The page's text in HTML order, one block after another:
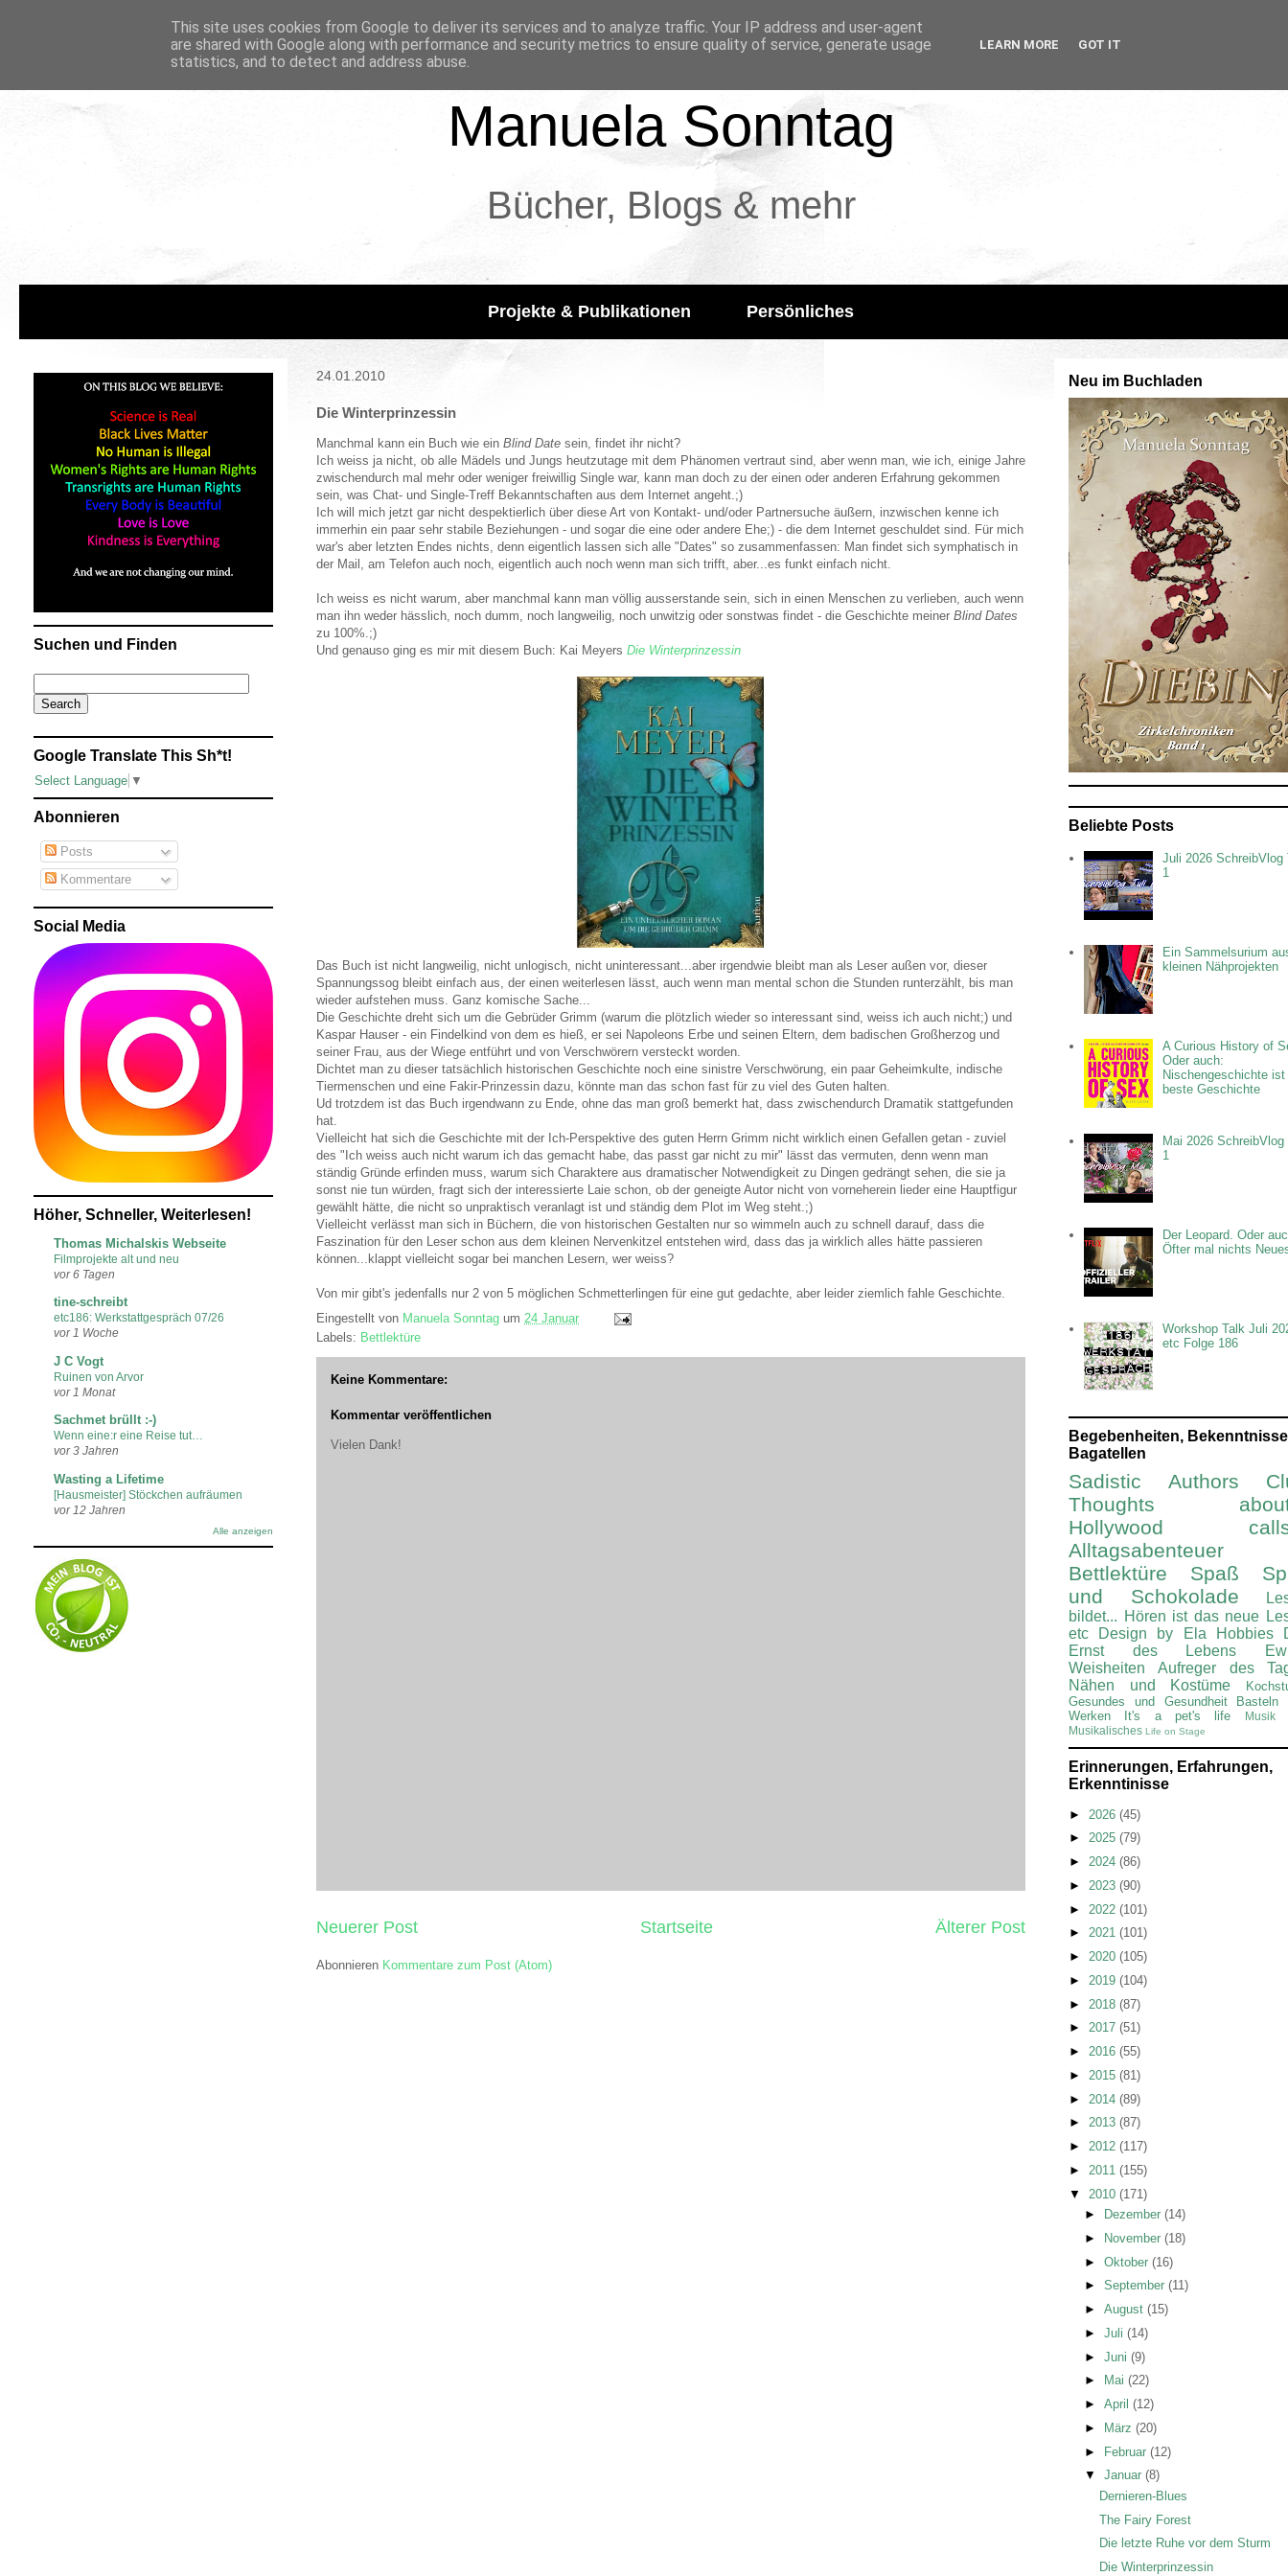
Manuela Sonntag
Bücher, Blogs & mehr
Projekte & Publikationen Persönliches
24.01.2010
Die Winterprinzessin
Manchmal kann ein Buch wie ein Blind Date sein, findet ihr nicht?
Ich weiss ja nicht, ob alle Mädels und Jungs heutzutage mit dem Phänomen vertraut sind, aber wenn man, wie ich, einige Jahre
zwischendurch mal mehr oder weniger freiwillig Single war, kann man doch zu der einen oder anderen Erfahrung gekommen
sein, was Chat- und Single-Treff Bekanntschaften aus dem Internet angeht.;)
Ich will mich jetzt gar nicht despektierlich über diese Art von Kontakt- und/oder Partnersuche äußern, inzwischen kenne ich
immerhin ein paar sehr stabile Beziehungen - und sogar die eine oder andere Ehe;) - die dem Internet geschuldet sind. Für mich
war's aber letzten Endes nichts, denn eigentlich lassen sich alle "Dates" so zusammenfassen: Man findet sich symphatisch in
der Mail, am Telefon auch noch, eigentlich auch noch wenn man sich trifft, aber...es funkt einfach nicht.
Ich weiss es nicht warum, aber manchmal kann man völlig ausserstande sein, sich in einen Menschen zu verlieben, auch wenn
man ihn weder hässlich, noch dumm, noch langweilig, noch unwitzig oder sonstwas findet - die Geschichte meiner Blind Dates
zu 100%.;)
Und genauso ging es mir mit diesem Buch: Kai Meyers Die Winterprinzessin
Das Buch ist nicht langweilig, nicht unlogisch, nicht uninteressant...aber irgendwie bleibt man als Leser außen vor, dieser
Spannungssog bleibt einfach aus, der einen weiterlesen lässt, auch wenn man mental schon die Stunden runterzählt, bis man
wieder aufstehen muss. Ganz komische Sache...
Die Geschichte dreht sich um die Gebrüder Grimm (warum die plötzlich wieder so interessant sind, weiss ich auch nicht;) und
Kaspar Hauser - ein Findelkind von dem es hieß, er sei Napoleons Erbe und seinen Eltern, dem badischen Großherzog und
seiner Frau, aus der Wiege entführt und von Verschwörern versteckt worden.
Dichtet man zu dieser tatsächlich historischen Geschichte noch eine sinistre Verschwörung, ein paar Geheimkulte, indische
Tiermenschen und eine Fakir-Prinzessin dazu, könnte man das schon fast für zu viel des Guten halten.
Ud trotzdem ist das Buch irgendwann zu Ende, ohne das man groß bemerkt hat, dass zwischendurch Dramatik stattgefunden
hat.
Vielleicht hat sich die Geschichte mit der Ich-Perspektive des guten Herrn Grimm nicht wirklich einen Gefallen getan - zuviel
des "Ich weiss auch nicht warum ich das gemacht habe, das passt gar nicht zu mir" lässt das vermuten, denn wenn man
ständig Gründe erfinden muss, warum sich Charaktere aus dramatischer Notwendigkeit zu Dingen gedrängt sehen, die sie ja
sonst nie tun würden, fragt sich der interessierte Laie schon, ob der geneigte Autor nicht von vorneherein lieder eine Hauptfigur
gewählt hätte, die nicht so unpraktisch veranlagt ist und ständig dem Plot im Weg steht.;)
Vielleicht verlässt man sich in Büchern, die von historischen Gestalten nur so wimmeln auch zu schnell darauf, dass die
Faszination für den Leser schon aus dem kleinen Nervenkitzel entstehen wird, dass das ja wirklich alles hätte passieren
können...klappt vielleicht sogar bei manchen Lesern, wer weiss?
Von mir gibt's jedenfalls nur 2 von 5 möglichen Schmetterlingen für eine gut gedachte, aber leider ziemlich fahle Geschichte.
Eingestellt von Manuela Sonntag um 24 Januar
Labels: Bettlektüre
Keine Kommentare:
Kommentar veröffentlichen
Vielen Dank!
Neuerer Post Älterer Post
Startseite
Abonnieren Kommentare zum Post (Atom)
Suchen und Finden
Google Translate This Sh*t!
Select Language ▼
Abonnieren
Posts
Kommentare
Social Media
Höher, Schneller, Weiterlesen!
Thomas Michalskis Webseite
Filmprojekte alt und neu
vor 6 Tagen
tine-schreibt
etc186: Werkstattgespräch 07/26
vor 1 Woche
J C Vogt
Ruinen von Arvor
vor 1 Monat
Sachmet brüllt :-)
Wenn eine:r eine Reise tut…
vor 3 Jahren
Wasting a Lifetime
[Hausmeister] Stöckchen aufräumen
vor 12 Jahren
Alle anzeigen
Neu im Buchladen
Beliebte Posts
Juli 2026 SchreibVlog
1
Ein Sammelsurium
kleinen Nähprojekten
A Curious History of
Oder auch:
Nischengeschichte ist
beste Geschichte
Mai 2026 SchreibVlog
1
Der Leopard. Oder
Öfter mal nichts
Workshop Talk Juli
etc Folge 186
Begebenheiten,
Bagatellen
Sadistic Authors
Thoughts
Hollywood
Alltagsabenteuer
Bettlektüre
Spaß
und Schokolade
bildet... Hören ist das neue
etc
Design by Ela Hobbies
Ernst des Lebens
Weisheiten
Aufreger des
Nähen und Kostüme
Gesundes und Gesundheit
Basteln
Werken
It's a pet's life
Musik
Musikalisches Life on Stage
Erinnerungen, Erfahrungen,
Erkenntinisse
► 2026 (45)
► 2025 (79)
► 2024 (86)
► 2023 (90)
► 2022 (101)
► 2021 (101)
► 2020 (105)
► 2019 (104)
► 2018 (87)
► 2017 (51)
► 2016 (55)
► 2015 (81)
► 2014 (89)
► 2013 (87)
► 2012 (117)
► 2011 (155)
▼ 2010 (171)
►
Dezember (14)
►
November (18)
► Oktober (16)
► September (11)
► August (15)
► Juli (14)
► Juni (9)
►
Mai (22)
► April (12)
►
März (20)
► Februar (12)
▼ Januar (8)
Dernieren-Blues
The Fairy Forest
Die letzte Ruhe vor dem Sturm
Die Winterprinzessin
This site uses cookies from Google to deliver its services and to analyze traffic. Your IP address and user-agent
are shared with Google along with performance and security metrics to ensure quality of service, generate usage
statistics, and to detect and address abuse.
LEARN MORE GOT IT